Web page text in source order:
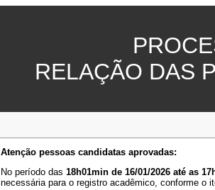
RELAÇÃO DAS
Atenção pessoas candidatas aprovadas:
No período das 18h01min de 16/01/2026 até as
necessária para o registro acadêmico, conforme o